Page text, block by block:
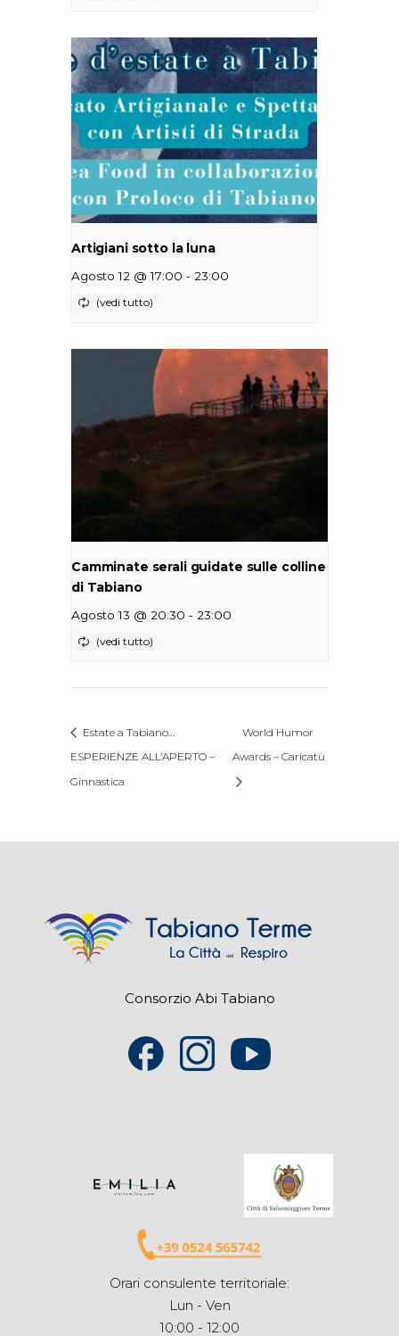
Artigiani sotto la luna
Agosto 12 @ 17:00 - 23:00
Camminate serali guidate sulle colline
di Tabiano
Agosto 13 @ 20:30 - 23:00
Estate a Tabiano…
ESPERIENZE ALL’APERTO –
Ginnastica
World Humor
Awards – Caricatù
Consorzio Abi Tabiano
Orari consulente territoriale:
Lun - Ven
10:00 - 12:00